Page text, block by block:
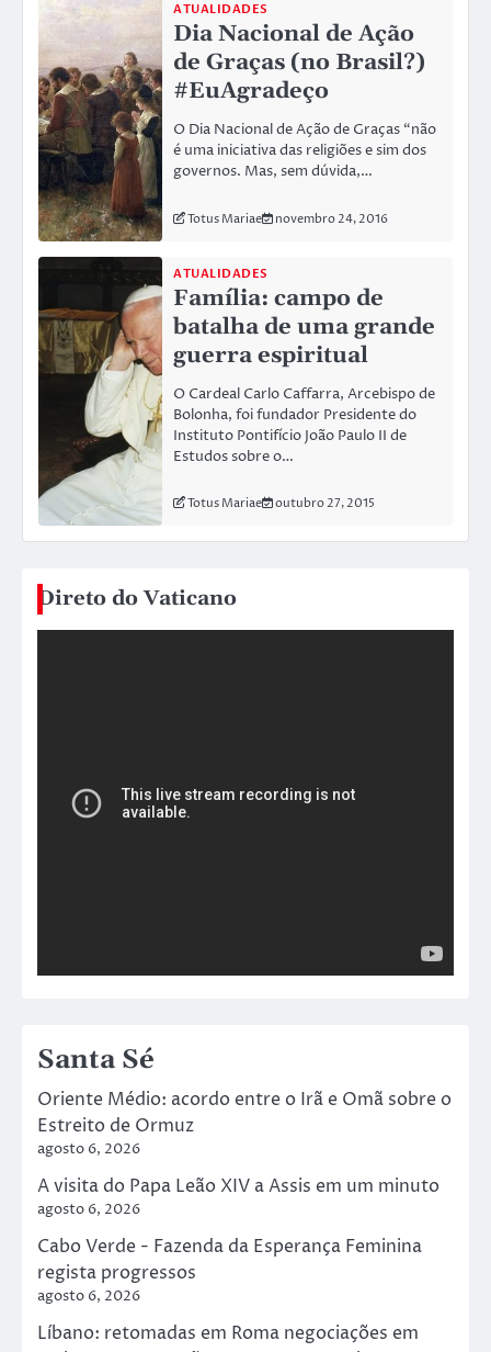
ATUALIDADES
Dia Nacional de Ação
de Graças (no Brasil?)
#EuAgradeço
O Dia Nacional de Ação de Graças “não
é uma iniciativa das religiões e sim dos
governos. Mas, sem dúvida,…
Totus Mariae novembro 24, 2016
ATUALIDADES
Família: campo de
batalha de uma grande
guerra espiritual
O Cardeal Carlo Caffarra, Arcebispo de
Bolonha, foi fundador Presidente do
Instituto Pontifício João Paulo II de
Estudos sobre o…
Totus Mariae outubro 27, 2015
Direto do Vaticano
Santa Sé
Oriente Médio: acordo entre o Irã e Omã sobre o
Estreito de Ormuz
agosto 6, 2026
A visita do Papa Leão XIV a Assis em um minuto
agosto 6, 2026
Cabo Verde - Fazenda da Esperança Feminina
regista progressos
agosto 6, 2026
Líbano: retomadas em Roma negociações em